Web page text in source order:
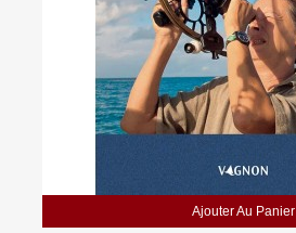
Ajouter Au Panier